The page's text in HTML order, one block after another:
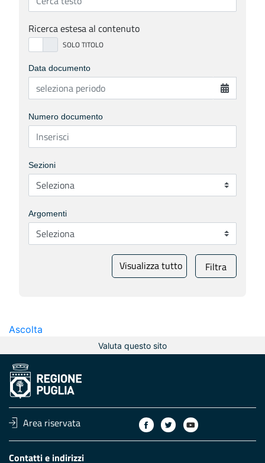
Ricerca estesa al contenuto
Data documento
Numero documento
Sezioni
Argomenti
Visualizza tutto Filtra
Ascolta
Valuta questo sito
Area riservata
Contatti e indirizzi